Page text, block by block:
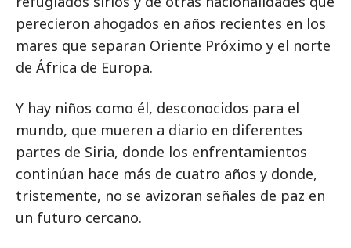
perecieron ahogados en años recientes en los
mares que separan Oriente Próximo y el norte
de África de Europa.
Y hay niños como él, desconocidos para el
mundo, que mueren a diario en diferentes
partes de Siria, donde los enfrentamientos
continúan hace más de cuatro años y donde,
tristemente, no se avizoran señales de paz en
un futuro cercano.